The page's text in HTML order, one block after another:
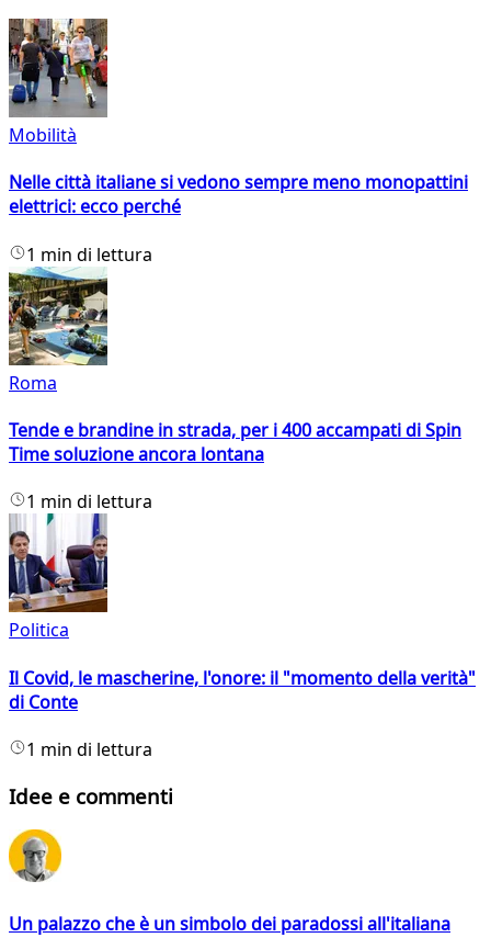
Mobilità
Nelle città italiane si vedono sempre meno monopattini
elettrici: ecco perché
1 min di lettura
Roma
Tende e brandine in strada, per i 400 accampati di Spin
Time soluzione ancora lontana
1 min di lettura
Politica
Il Covid, le mascherine, l'onore: il "momento della verità"
di Conte
1 min di lettura
Idee e commenti
Un palazzo che è un simbolo dei paradossi all'italiana